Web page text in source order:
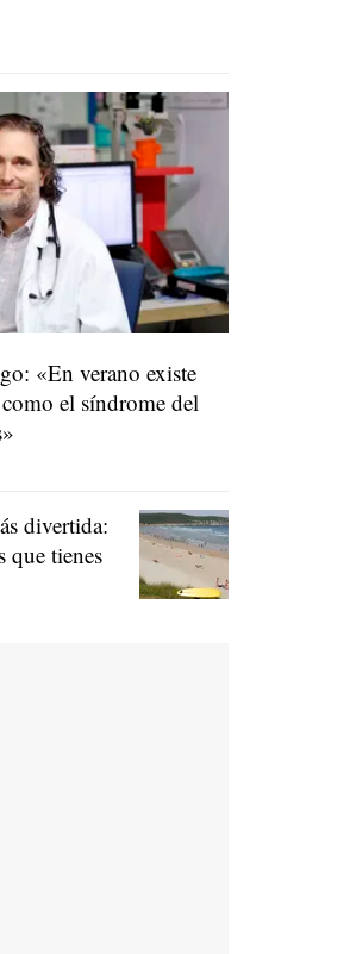
«En verano existe
el síndrome del
divertida:
que tienes